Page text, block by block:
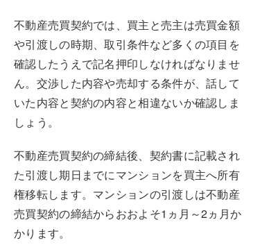
不動産売買契約では、買主と売主は売買金額
や引渡しの時期、取引条件など多くの項目を
確認したうえで記名押印しなければなりませ
ん。交渉した内容や売却する条件が、話して
いた内容と契約の内容と相違ないか確認しま
しょう。
不動産売買契約の締結後、契約書に記載され
た引渡し期日までにマンションを買主へ所有
権移転します。マンションの引渡しは不動産
売買契約の締結からおおよそ1ヵ月～2ヵ月か
かります。